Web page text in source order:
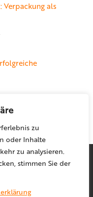
zu
oder Inhalte
zu analysieren.
stimmen Sie der
Verpackung als